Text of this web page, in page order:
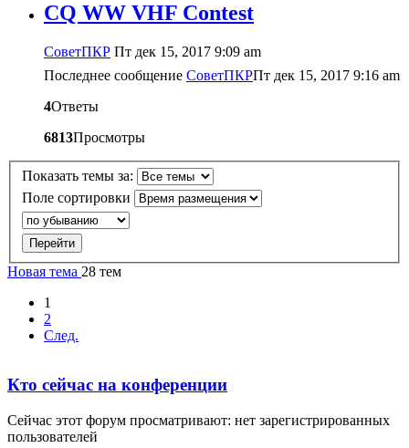
CQ WW VHF Contest
CоветПКР Пт дек 15, 2017 9:09 am
Последнее сообщение CоветПКРПт дек 15, 2017 9:16 am
4Ответы
6813Просмотры
Показать темы за:
Поле сортировки
Новая тема 28 тем
1
2
След.
Кто сейчас на конференции
Сейчас этот форум просматривают: нет зарегистрированных
пользователей